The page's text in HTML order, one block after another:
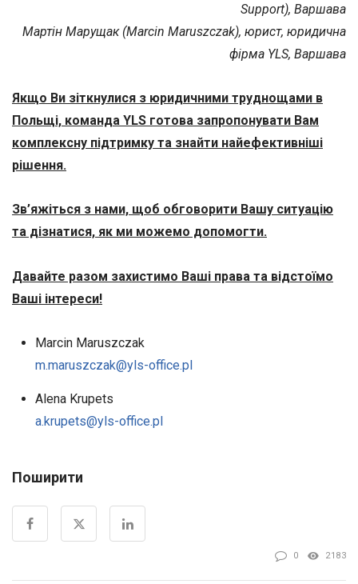
Support), Варшава
Мартін Марущак (Marcin Maruszczak), юрист, юридична
фірма YLS, Варшава
Якщо Ви зіткнулися з юридичними труднощами в
Польщі, команда YLS готова запропонувати Вам
комплексну підтримку та знайти найефективніші
рішення.
Зв’яжіться з нами, щоб обговорити Вашу ситуацію
та дізнатися, як ми можемо допомогти.
Давайте разом захистимо Ваші права та відстоїмо
Ваші інтереси!
Marcin Maruszczak
m.maruszczak@yls-office.pl
Alena Krupets
a.krupets@yls-office.pl
Поширити
0 2183